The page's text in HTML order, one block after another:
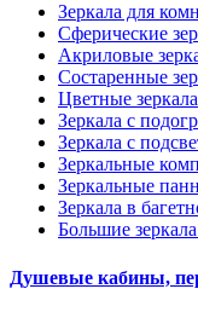
Зеркала для
Сферические
Акриловые
Состаренные
Цветные зеркала
Зеркала с
Зеркала с
Зеркальные
Зеркальные
Зеркала в
Большие
Душевые кабины,